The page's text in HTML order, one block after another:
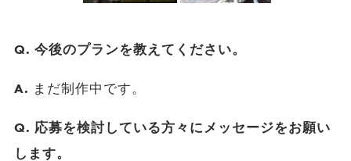
Q. 今後のプランを教えてください。
A. まだ制作中です。
Q. 応募を検討している方々にメッセージをお願い
します。